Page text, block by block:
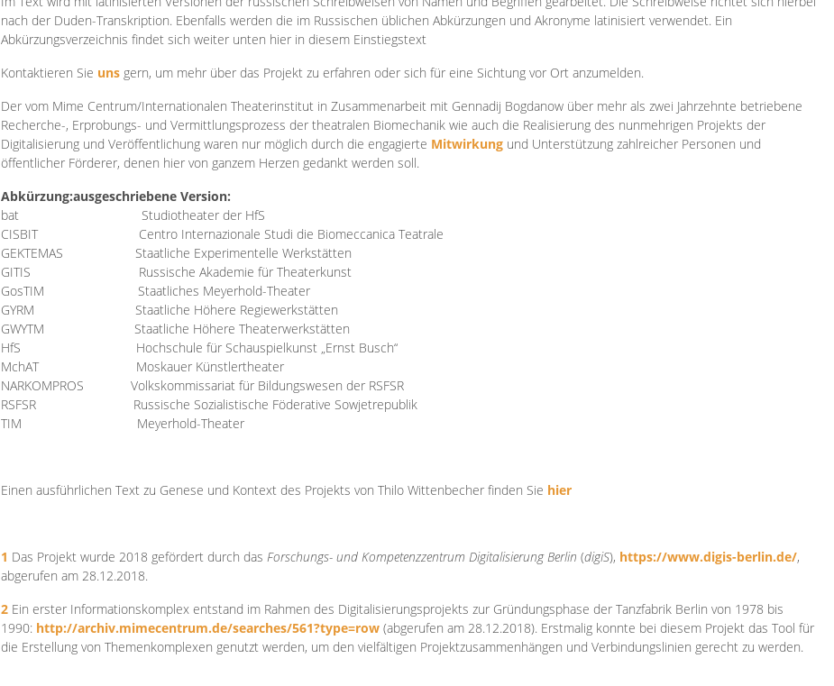
nach der Duden-Transkription. Ebenfalls werden die im Russischen üblichen Abkürzungen und Akronyme latinisiert verwendet. Ein
Abkürzungsverzeichnis findet sich weiter unten hier in diesem Einstiegstext
Kontaktieren Sie uns gern, um mehr über das Projekt zu erfahren oder sich für eine Sichtung vor Ort anzumelden.
Der vom Mime Centrum/Internationalen Theaterinstitut in Zusammenarbeit mit Gennadij Bogdanow über mehr als zwei Jahrzehnte betriebene
Recherche-, Erprobungs- und Vermittlungsprozess der theatralen Biomechanik wie auch die Realisierung des nunmehrigen Projekts der
Digitalisierung und Veröffentlichung waren nur möglich durch die engagierte Mitwirkung und Unterstützung zahlreicher Personen und
öffentlicher Förderer, denen hier von ganzem Herzen gedankt werden soll.
Abkürzung:ausgeschriebene Version:
bat
Studiotheater der HfS
CISBIT
Centro Internazionale Studi die Biomeccanica Teatrale
GEKTEMAS
Staatliche Experimentelle Werkstätten
GITIS
Russische Akademie für Theaterkunst
GosTIM
Staatliches Meyerhold-Theater
GYRM
Staatliche Höhere Regiewerkstätten
GWYTM
Staatliche Höhere Theaterwerkstätten
HfS
Hochschule für Schauspielkunst „Ernst Busch“
MchAT
Moskauer Künstlertheater
NARKOMPROS
Volkskommissariat für Bildungswesen der RSFSR
RSFSR
Russische Sozialistische Föderative Sowjetrepublik
TIM Meyerhold-Theater
Einen ausführlichen Text zu Genese und Kontext des Projekts von Thilo Wittenbecher finden Sie hier
1 Das Projekt wurde 2018 gefördert durch das Forschungs- und Kompetenzzentrum DigitalisierungBerlin (digiS), https://www.digis-berlin.de/,
abgerufen am 28.12.2018.
2 Ein erster Informationskomplex entstand im Rahmen des Digitalisierungsprojekts zur Gründungsphase der Tanzfabrik Berlin von 1978 bis
1990: http://archiv.mimecentrum.de/searches/561?type=row (abgerufen am 28.12.2018). Erstmalig konnte bei diesem Projekt das Tool für
die Erstellung von Themenkomplexen genutzt werden, um den vielfältigen Projektzusammenhängen und Verbindungslinien gerecht zu werden.